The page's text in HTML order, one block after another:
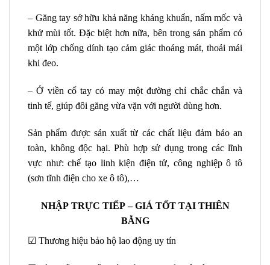
– Găng tay sở hữu khả năng kháng khuẩn, nấm mốc và
khử mùi tốt. Đặc biệt hơn nữa, bên trong sản phẩm có
một lớp chống dính tạo cảm giác thoáng mát, thoải mái
khi đeo.
– Ở viền cổ tay có may một đường chỉ chắc chắn và
tinh tế, giúp đôi găng vừa vặn với người dùng hơn.
Sản phẩm được sản xuất từ các chất liệu đảm bảo an
toàn, không độc hại. Phù hợp sử dụng trong các lĩnh
vực như: chế tạo linh kiện điện tử, công nghiệp ô tô
(sơn tĩnh điện cho xe ô tô),…
NHẬP TRỰC TIẾP – GIÁ TỐT TẠI THIÊN
BẰNG
☑ Thương hiệu bảo hộ lao động uy tín